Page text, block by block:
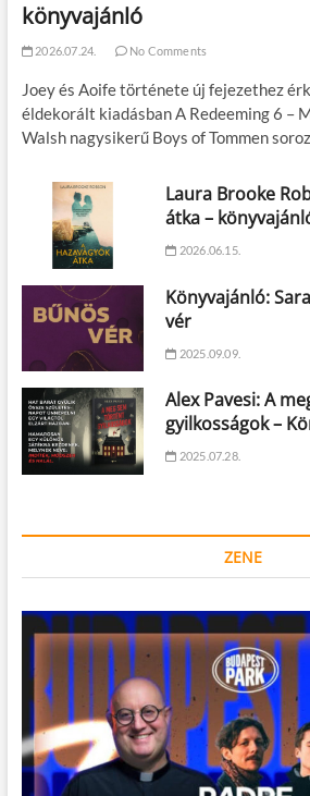
könyvajánló
2026.07.24. No Comments
Joey és Aoife története új fejezethez
éldekorált kiadásban A Redeeming 6 –
Walsh nagysikerű Boys of Tommen
Laura Brooke
átka –
2026.06.15.
Könyvajánló:
vér
2025.09.09.
Alex Pavesi: A
gyilkosságok –
2025.07.28.
ZENE